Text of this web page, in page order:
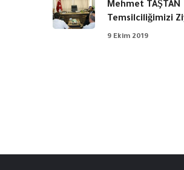
Mehmet TAŞTAN
Temsilciliğimizi
9 Ekim 2019